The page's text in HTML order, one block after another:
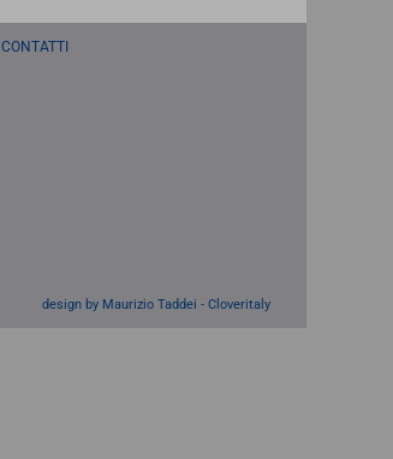
CONTATTI
design by Maurizio Taddei - Cloveritaly